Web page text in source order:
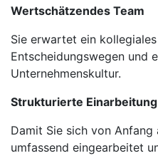
Wertschätzendes Team
Sie erwartet ein
Entscheidungswegen und
Unternehmenskultur.
Strukturierte Einarbeitung
Damit Sie sich von
umfassend eingearbeitet